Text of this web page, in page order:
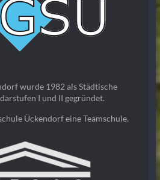
wurde 1982 als Städtische
I und II gegründet.
Ückendorf eine Teamschule.